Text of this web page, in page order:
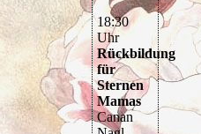
18:30
Uhr
Rückbildung
für
Sternen
Mamas
Canan